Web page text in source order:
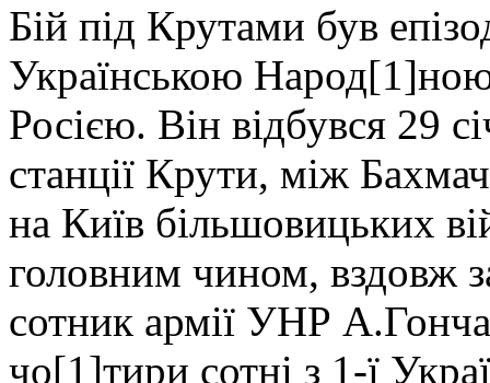
Бій під Крутами був
Українською
Росією. Він відбувся 29
станції Крути, між
на Київ більшовицьких
головним чином, вздовж
сотник армії УНР
чо[1]тири сотні з 1-ї